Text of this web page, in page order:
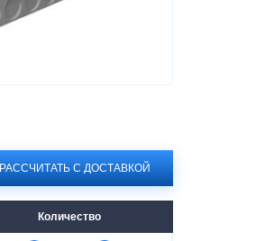
РАССЧИТАТЬ С ДОСТАВКОЙ
Количество